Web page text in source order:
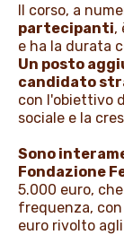
Il corso, a
partecipanti,
e ha la durata
Un posto
candidato
con l'obiettivo
sociale e la
Sono
Fondazione
5.000 euro,
frequenza,
euro rivolto